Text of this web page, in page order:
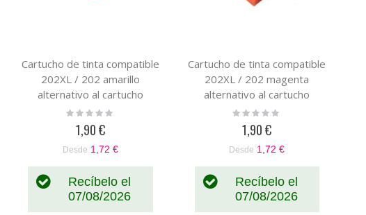
Cartucho de tinta compatible
202XL / 202 amarillo
alternativo al cartucho
original epson
C13T02H44010 /
C13T02F44020
Rating:
1,90 €
Desde 1,72 €
Recíbelo el
07/08/2026
Cartucho de tinta compatible
202XL / 202 magenta
alternativo al cartucho
original epson
C13T02H34010 /
C13T02F34020
Rating:
1,90 €
Desde 1,72 €
Recíbelo el
07/08/2026